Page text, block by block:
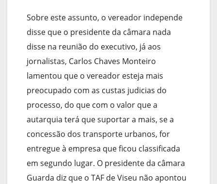
Sobre este assunto, o vereador independe
disse que o presidente da câmara nada
disse na reunião do executivo, já aos
jornalistas, Carlos Chaves Monteiro
lamentou que o vereador esteja mais
preocupado com as custas judicias do
processo, do que com o valor que a
autarquia terá que suportar a mais, se a
concessão dos transporte urbanos, for
entregue à empresa que ficou classificada
em segundo lugar. O presidente da câmara
Guarda diz que o TAF de Viseu não apontou